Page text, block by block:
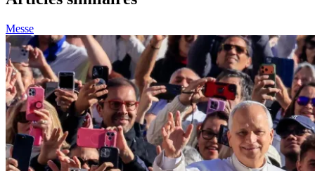
Messe